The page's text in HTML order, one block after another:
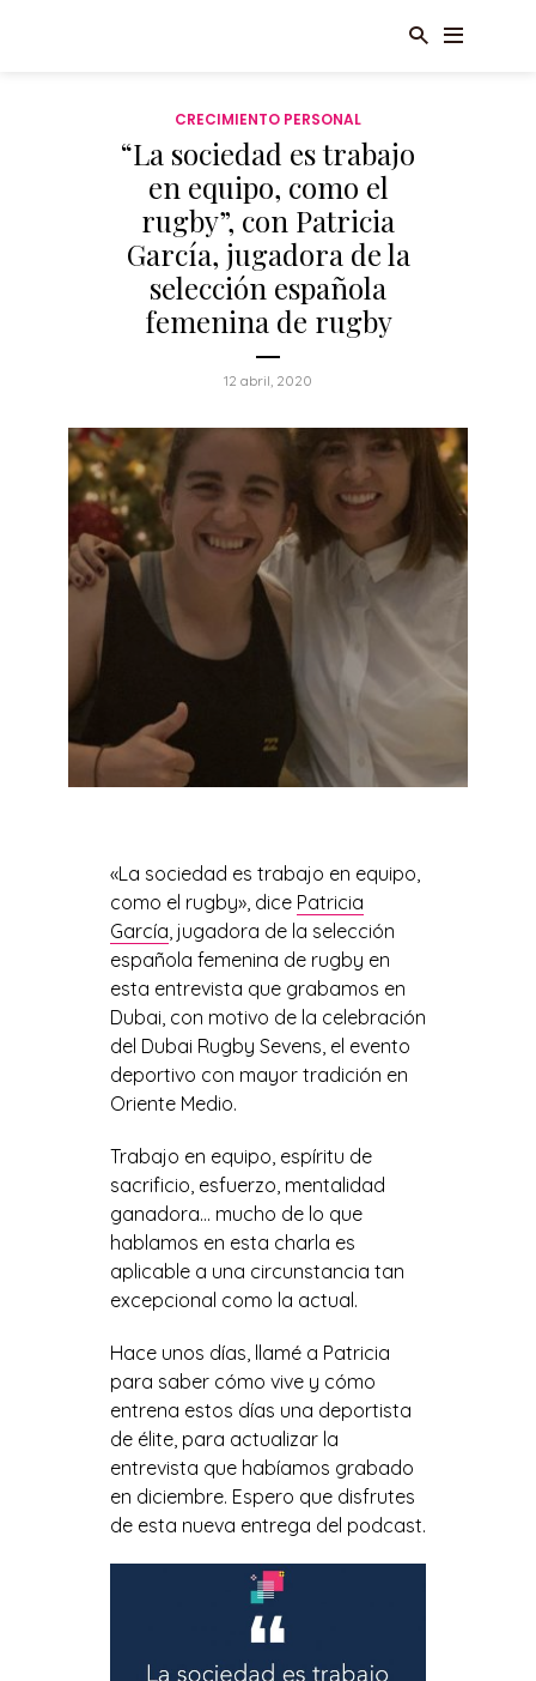
CRECIMIENTO PERSONAL
“La sociedad es trabajo
en equipo, como el
rugby”, con Patricia
García, jugadora de la
selección española
femenina de rugby
12 abril, 2020
«La sociedad es trabajo en equipo,
como el rugby», dice Patricia
García, jugadora de la selección
española femenina de rugby en
esta entrevista que grabamos en
Dubai, con motivo de la celebración
del Dubai Rugby Sevens, el evento
deportivo con mayor tradición en
Oriente Medio.
Trabajo en equipo, espíritu de
sacrificio, esfuerzo, mentalidad
ganadora… mucho de lo que
hablamos en esta charla es
aplicable a una circunstancia tan
excepcional como la actual.
Hace unos días, llamé a Patricia
para saber cómo vive y cómo
entrena estos días una deportista
de élite, para actualizar la
entrevista que habíamos grabado
en diciembre. Espero que disfrutes
de esta nueva entrega del podcast.